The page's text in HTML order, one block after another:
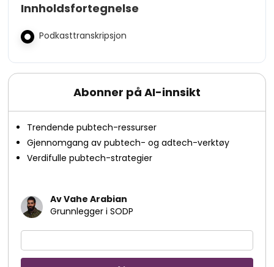
Innholdsfortegnelse
Podkasttranskripsjon
Abonner på AI-innsikt
Trendende pubtech-ressurser
Gjennomgang av pubtech- og adtech-verktøy
Verdifulle pubtech-strategier
Av Vahe Arabian
Grunnlegger i SODP